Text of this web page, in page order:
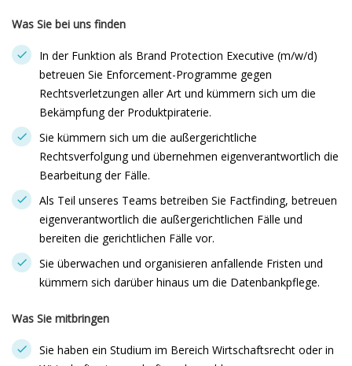
Was Sie bei uns finden
In der Funktion als Brand Protection Executive (m/w/d)
betreuen Sie Enforcement-Programme gegen
Rechtsverletzungen aller Art und kümmern sich um die
Bekämpfung der Produktpiraterie.
Sie kümmern sich um die außergerichtliche
Rechtsverfolgung und übernehmen eigenverantwortlich die
Bearbeitung der Fälle.
Als Teil unseres Teams betreiben Sie Factfinding, betreuen
eigenverantwortlich die außergerichtlichen Fälle und
bereiten die gerichtlichen Fälle vor.
Sie überwachen und organisieren anfallende Fristen und
kümmern sich darüber hinaus um die Datenbankpflege.
Was Sie mitbringen
Sie haben ein Studium im Bereich Wirtschaftsrecht oder in